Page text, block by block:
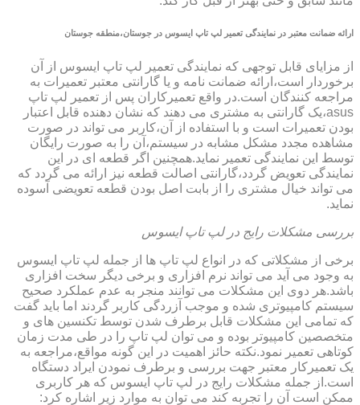
ارائه ضمانت معتبر در نمایندگی تعمیر لپ تاپ ایسوس در جوستان،منطقه جوستان
از مزایای قابل توجهی که نمایندگی تعمیر لپ تاپ ایسوس از آن
برخوردار است،ارائه ضمانت نامه و یا گارانتی معتبر تعمیرات به
مراجعه کنندگان است.در واقع تعمیرکاران پس از تعمیر لپ تاپ
asus،یک گارانتی به مشتری می دهند که نشان دهنده قابل اعتبار
بودن تعمیرات است و با استفاده از آن،کاربر می تواند در صورت
مشاهده مجدد مشکل مشابه در سیستم،آن را به صورت رایگان
توسط این نمایندگی تعمیر نماید.همچنین اگر قطعه ای در این
نمایندگی تعویض گردد،گارانتی اصالت قطعه نیز ارائه می گردد که
می تواند خیال مشتری را از بابت اصل بودن قطعه تعویضی آسوده
نماید.
بررسی مشکلات رایج در لپ تاپ ایسوس
برخی از مشکلاتی که در انواع لپ تاپ ها از جمله لپ تاپ ایسوس
به وجود می آید می تواند نرم افزاری و برخی دیگر سخت افزاری
باشد.هر دوی این مشکلات می توانند منجر به عدم عملکرد صحیح
سیستم کامپیوتری شده و موجب آزردگی کاربر گردند اما باید گفت
که تمامی این مشکلات قابل برطرف شدن توسط تکنسین های و
متخصصین کامپیوتر بوده و می توان لپ تاپ را در طی مدت زمان
کوتاهی تعمیر نمود.نکته حائز اهمیت در این گونه مواقع،مراجعه به
یک تعمیرکار معتبر جهت بررسی و برطرف نمودن ایراد دستگاه
است.از جمله مشکلات رایج در لپ تاپ ایسوس که هر کاربری
ممکن است آن را تجربه کند می توان به موارد زیر اشاره کرد: